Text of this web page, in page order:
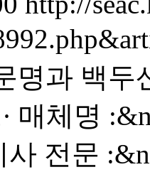
명과 백두
매체명
사 전문